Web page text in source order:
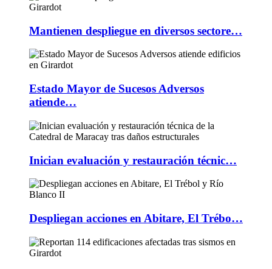
Mantienen despliegue en diversos sectore…
Estado Mayor de Sucesos Adversos
atiende…
Inician evaluación y restauración técnic…
Despliegan acciones en Abitare, El Trébo…